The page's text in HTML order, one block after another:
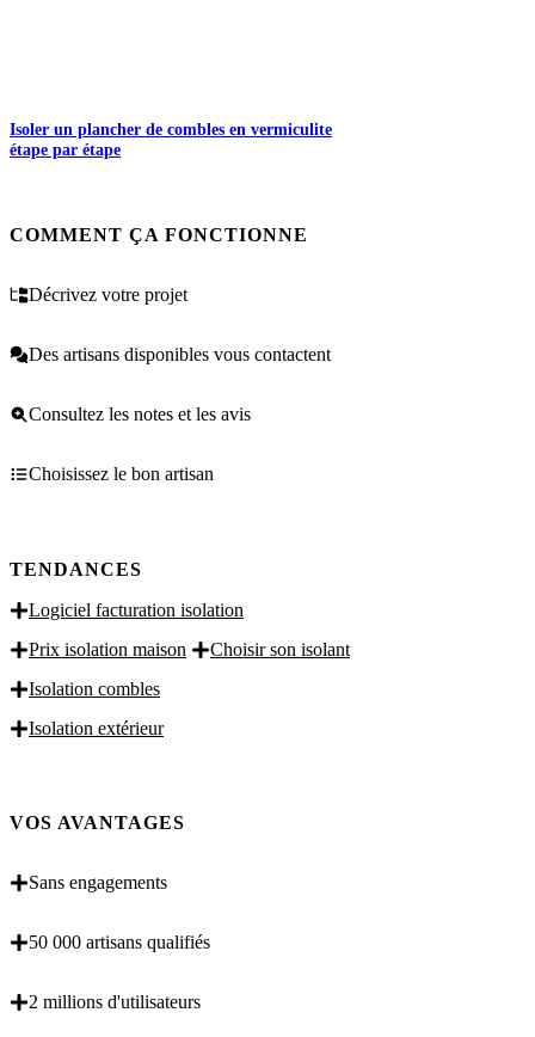
Isoler un plancher de combles en vermiculite
étape par étape
COMMENT ÇA FONCTIONNE
Décrivez votre projet
Des artisans disponibles vous contactent
Consultez les notes et les avis
Choisissez le bon artisan
TENDANCES
Logiciel facturation isolation
Prix isolation maison
Choisir son isolant
Isolation combles
Isolation extérieur
VOS AVANTAGES
Sans engagements
50 000 artisans qualifiés
2 millions d'utilisateurs